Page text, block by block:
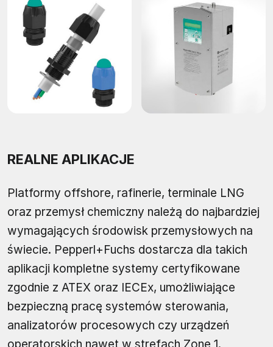
REALNE APLIKACJE
Platformy offshore, rafinerie, terminale LNG
oraz przemysł chemiczny należą do najbardziej
wymagających środowisk przemysłowych na
świecie. Pepperl+Fuchs dostarcza dla takich
aplikacji kompletne systemy certyfikowane
zgodnie z ATEX oraz IECEx, umożliwiające
bezpieczną pracę systemów sterowania,
analizatorów procesowych czy urządzeń
operatorskich nawet w strefach Zone 1.